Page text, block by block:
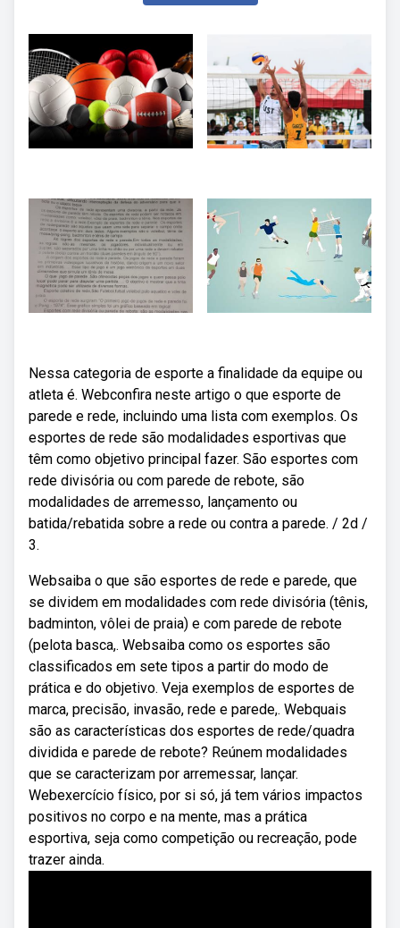
Nessa categoria de esporte a finalidade da equipe ou
atleta é. Webconfira neste artigo o que esporte de
parede e rede, incluindo uma lista com exemplos. Os
esportes de rede são modalidades esportivas que
têm como objetivo principal fazer. São esportes com
rede divisória ou com parede de rebote, são
modalidades de arremesso, lançamento ou
batida/rebatida sobre a rede ou contra a parede. / 2d /
3.
Websaiba o que são esportes de rede e parede, que
se dividem em modalidades com rede divisória (tênis,
badminton, vôlei de praia) e com parede de rebote
(pelota basca,. Websaiba como os esportes são
classificados em sete tipos a partir do modo de
prática e do objetivo. Veja exemplos de esportes de
marca, precisão, invasão, rede e parede,. Webquais
são as características dos esportes de rede/quadra
dividida e parede de rebote? Reúnem modalidades
que se caracterizam por arremessar, lançar.
Webexercício físico, por si só, já tem vários impactos
positivos no corpo e na mente, mas a prática
esportiva, seja como competição ou recreação, pode
trazer ainda.